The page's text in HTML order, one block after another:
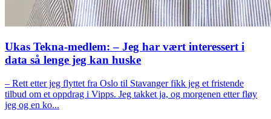
Ukas Tekna-medlem: – Jeg har vært interessert i
data så lenge jeg kan huske
– Rett etter jeg flyttet fra Oslo til Stavanger fikk jeg et fristende
tilbud om et oppdrag i Vipps. Jeg takket ja, og morgenen etter fløy
jeg og en ko...